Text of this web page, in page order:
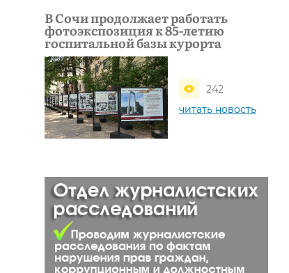
В Сочи продолжает работать
фотоэкспозиция к 85-летию
госпитальной базы курорта
242
читать новость